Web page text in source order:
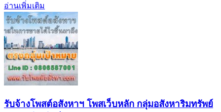
อ่านเพิ่มเติม
รับจ้างโพสต์อสังหาฯ โพสเว็บหลัก กลุ่มอสังหาริมทรัพย์